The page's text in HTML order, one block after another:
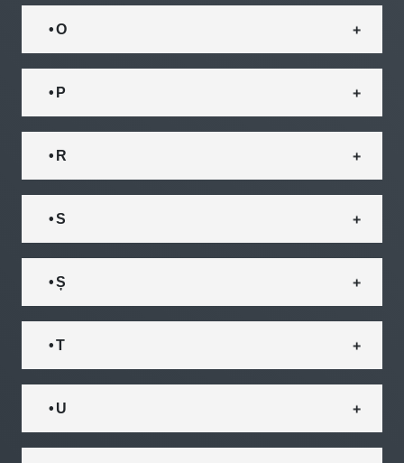
• O
• P
• R
• S
• Ș
• T
• U